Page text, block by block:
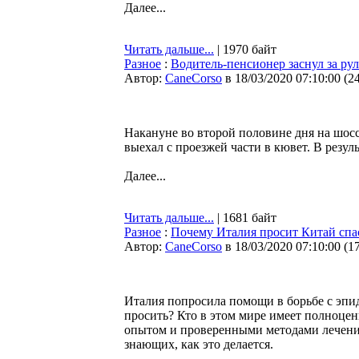
Далее...
Читать дальше... | 1970 байт
Разное : Водитель-пенсионер заснул за
Автор: CaneCorso в 18/03/2020 07:10:00 (
Накануне во второй половине дня на
выехал с проезжей части в кювет. В
Далее...
Читать дальше... | 1681 байт
Разное : Почему Италия просит Китай
Автор: CaneCorso в 18/03/2020 07:10:00 (
Италия попросила помощи в борьбе с
просить? Кто в этом мире имеет
опытом и проверенными методами
знающих, как это делается.